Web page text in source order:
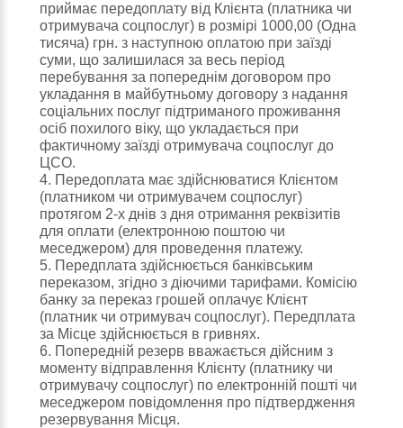
приймає передоплату від Клієнта (платника чи
отримувача соцпослуг) в розмірі 1000,00 (Одна
тисяча) грн. з наступною оплатою при заїзді
суми, що залишилася за весь період
перебування за попереднім договором про
укладання в майбутньому договору з надання
соціальних послуг підтриманого проживання
осіб похилого віку, що укладається при
фактичному заїзді отримувача соцпослуг до
ЦСО.
4. Передоплата має здійснюватися Клієнтом
(платником чи отримувачем соцпослуг)
протягом 2-х днів з дня отримання реквізитів
для оплати (електронною поштою чи
меседжером) для проведення платежу.
5. Передплата здійснюється банківським
переказом, згідно з діючими тарифами. Комісію
банку за переказ грошей оплачує Клієнт
(платник чи отримувач соцпослуг). Передплата
за Місце здійснюється в гривнях.
6. Попередній резерв вважається дійсним з
моменту відправлення Клієнту (платнику чи
отримувачу соцпослуг) по електронній пошті чи
меседжером повідомлення про підтвердження
резервування Місця.